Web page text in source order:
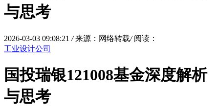
与思考
2026-03-03 09:08:21 / 来源：网络转载/ 阅读：
工业设计公司
国投瑞银121008基金深度解析
与思考